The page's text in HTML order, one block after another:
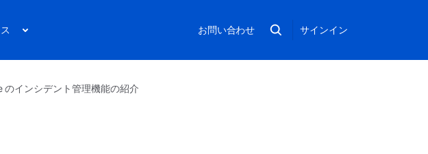
お問い合わせ サインイン
のインシデント管理機能の紹介